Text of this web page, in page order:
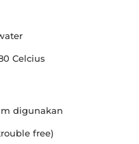
Celcius
digunakan
free)